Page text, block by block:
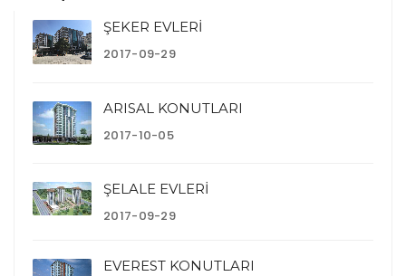
ŞEKER EVLERİ
2017-09-29
ARISAL KONUTLARI
2017-10-05
ŞELALE EVLERİ
2017-09-29
EVEREST KONUTLARI